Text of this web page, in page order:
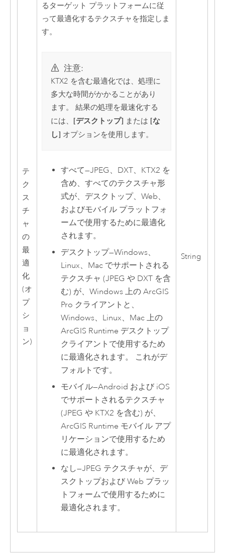
テ
ク
ス
チ
ャ
の
最
適
化
(オ
プ
シ
ョ
ン)
るターゲット プラットフォームに従
って最適化するテクスチャを指定しま
す。
注意:
KTX2 を含む最適化では、処理に
多大な時間がかかることがあり
ます。 結果の処理を最速化する
には、 [デスクトップ] または [な
し] オプションを使用します。
すべて—JPEG、DXT、KTX2 を
含め、すべてのテクスチャ形
式が、デスクトップ、Web、
およびモバイル プラットフォ
ームで使用するために最適化
されます。
デスクトップ—Windows、
Linux、Mac でサポートされる
テクスチャ (JPEG や DXT を含
む) が、Windows 上のArcGIS
Pro クライアントと、
Windows、 Linux、 Mac 上の
ArcGIS Runtime デスクトップ
クライアントで使用するため
に最適化されます。 これがデ
フォルトです。
モバイル—Android および iOS
でサポートされるテクスチャ
(JPEG や KTX2 を含む) が、
ArcGIS Runtime モバイル アプ
リケーションで使用するため
に最適化されます。
なし—JPEG テクスチャが、デ
スクトップおよび Web プラッ
トフォームで使用するために
最適化されます。
String